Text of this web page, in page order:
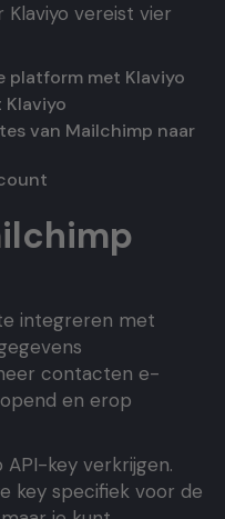
Klaviyo vereist vier
platform met Klaviyo
van Mailchimp naar
integreren met
contacten e-
en erop
key verkrijgen.
key specifiek voor de